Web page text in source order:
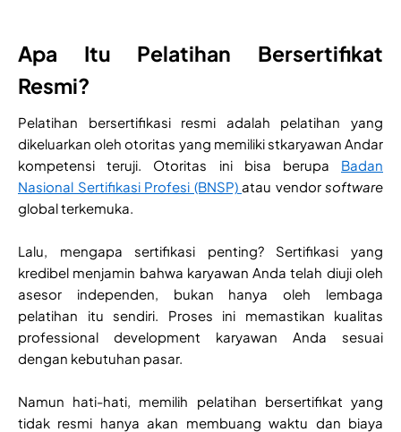
Apa Itu Pelatihan Bersertifikat
Resmi?
Pelatihan bersertifikasi resmi adalah pelatihan yang
dikeluarkan oleh otoritas yang memiliki stkaryawan Andar
kompetensi teruji. Otoritas ini bisa berupa Badan
Nasional Sertifikasi Profesi (BNSP) atau vendor software
global terkemuka.
Lalu, mengapa sertifikasi penting? Sertifikasi yang
kredibel menjamin bahwa karyawan Anda telah diuji oleh
asesor independen, bukan hanya oleh lembaga
pelatihan itu sendiri. Proses ini memastikan kualitas
professional development karyawan Anda sesuai
dengan kebutuhan pasar.
Namun hati-hati, memilih pelatihan bersertifikat yang
tidak resmi hanya akan membuang waktu dan biaya